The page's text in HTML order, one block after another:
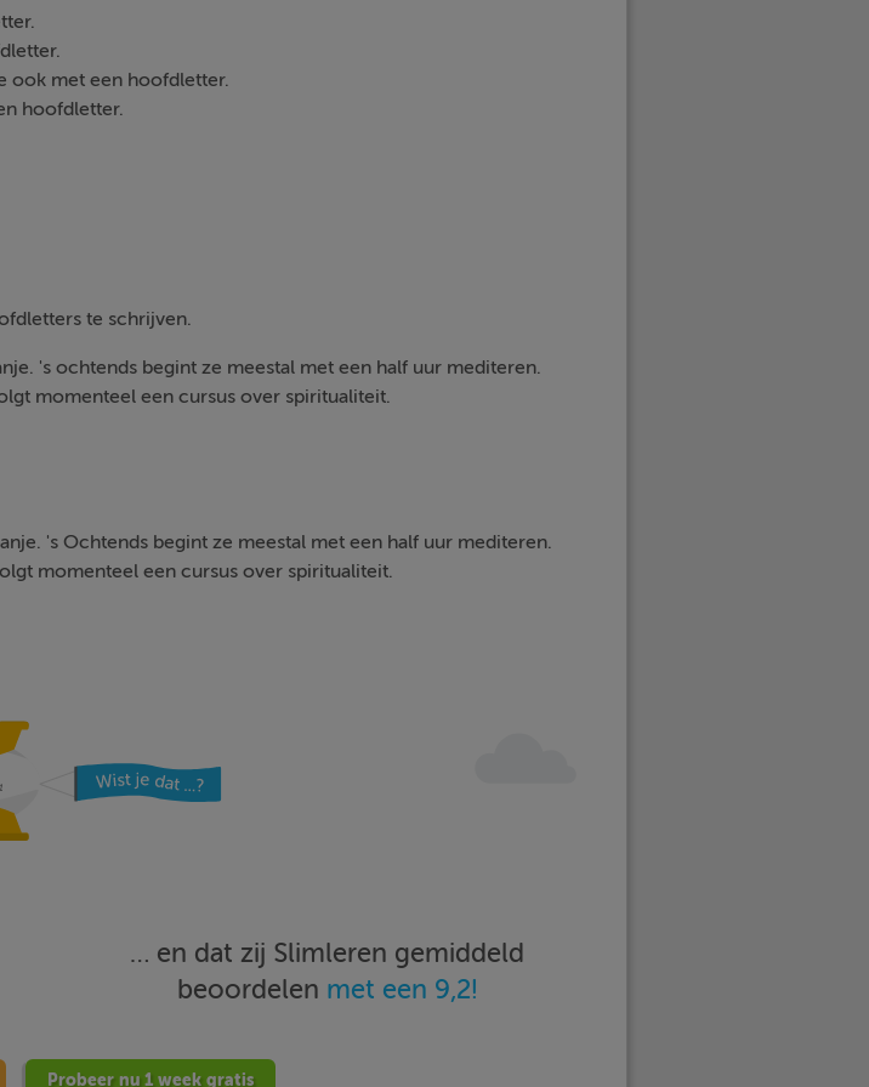
ook met een hoofdletter.
hoofdletter.
te schrijven.
's ochtends begint ze meestal met een half uur mediteren.
momenteel een cursus over spiritualiteit.
's Ochtends begint ze meestal met een half uur mediteren.
momenteel een cursus over spiritualiteit.
… en dat zij Slimleren gemiddeld
beoordelen met een 9,2!
Probeer nu 1 week gratis